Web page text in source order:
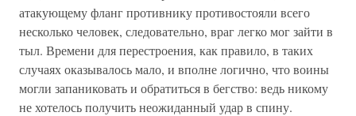
атакующему фланг противнику противостояли всего
несколько человек, следовательно, враг легко мог зайти в
тыл. Времени для перестроения, как правило, в таких
случаях оказывалось мало, и вполне логично, что воины
могли запаниковать и обратиться в бегство: ведь никому
не хотелось получить неожиданный удар в спину.